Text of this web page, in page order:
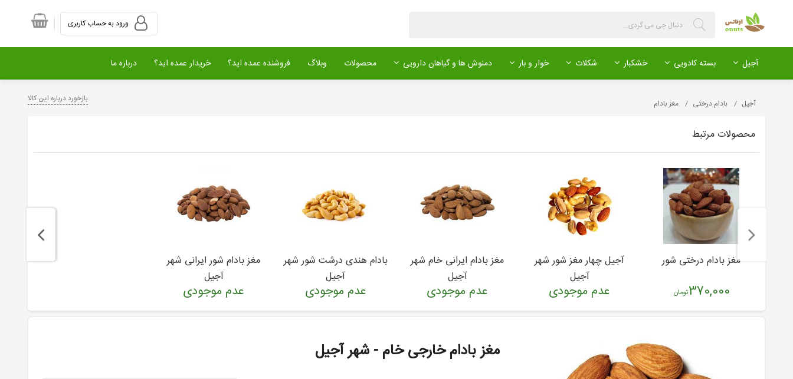
آجیل بسته کادویی خشکبار شکلات خوار و بار دمنوش ها و گیاهان دارویی محصولات وبلاگ فروشنده عمده اید؟ خریدار عمده اید؟ درباره ما
آجیل بادام درختی مغز بادام بازخورد درباره این کالا
محصولات مرتبط
مغز بادام درختی شور
370,000تومان
آجیل چهار مغز شور شهر
آجیل
عدم موجودی
مغز بادام ایرانی خام شهر
آجیل
عدم موجودی
بادام هندی درشت شور شهر
آجیل
عدم موجودی
مغز بادام شور ایرانی شهر
آجیل
عدم موجودی
مغز بادام خارجی خام - شهر آجیل